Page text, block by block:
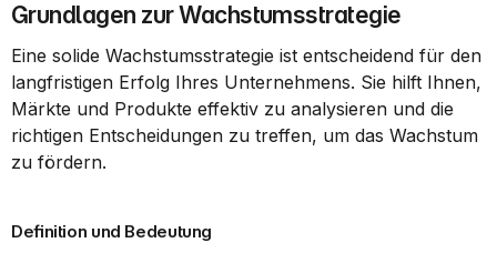
Grundlagen zur Wachstumsstrategie
Eine solide Wachstumsstrategie ist entscheidend für den
langfristigen Erfolg Ihres Unternehmens. Sie hilft Ihnen,
Märkte und Produkte effektiv zu analysieren und die
richtigen Entscheidungen zu treffen, um das Wachstum
zu fördern.
Definition und Bedeutung